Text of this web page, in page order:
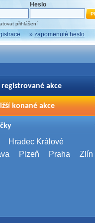
Heslo
přihlášení
» zapomenuté heslo
registrované akce
Vašich registrací na
přihlašte.
konané akce
2026
Brno
Server Bootcamp 2026
Hradec Králové
Plzeň Praha Zlín